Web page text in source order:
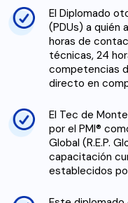
El Diplomado
(PDUs) a
horas de
técnicas, 24
competencias
directo en
El Tec de
por el PMI®
Global (R.E.P.
capacitación
establecidos